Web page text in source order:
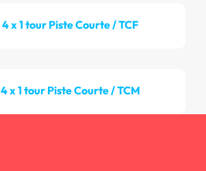
4 x 1 tour Piste Courte / TCF
4 x 1 tour Piste Courte / TCM